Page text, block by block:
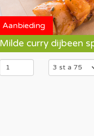
Aanbieding
Milde curry dijbeen